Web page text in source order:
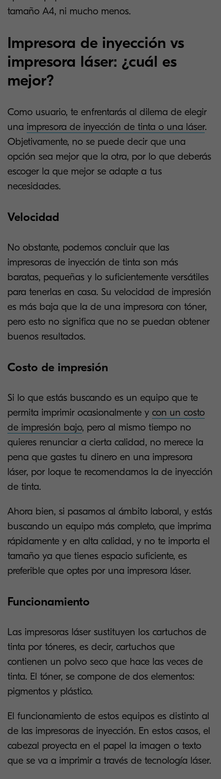
tamaño A4, ni mucho menos.
Impresora de inyección vs
impresora láser: ¿cuál es
mejor?
Como usuario, te enfrentarás al dilema de elegir
una impresora de inyección de tinta o una láser.
Objetivamente, no se puede decir que una
opción sea mejor que la otra, por lo que deberás
escoger la que mejor se adapte a tus
necesidades.
Velocidad
No obstante, podemos concluir que las
impresoras de inyección de tinta son más
baratas, pequeñas y lo suficientemente versátiles
para tenerlas en casa. Su velocidad de impresión
es más baja que la de una impresora con tóner,
pero esto no significa que no se puedan obtener
buenos resultados.
Costo de impresión
Si lo que estás buscando es un equipo que te
permita imprimir ocasionalmente y con un costo
de impresión bajo, pero al mismo tiempo no
quieres renunciar a cierta calidad, no merece la
pena que gastes tu dinero en una impresora
láser, por loque te recomendamos la de inyección
de tinta.
Ahora bien, si pasamos al ámbito laboral, y estás
buscando un equipo más completo, que imprima
rápidamente y en alta calidad, y no te importa el
tamaño ya que tienes espacio suficiente, es
preferible que optes por una impresora láser.
Funcionamiento
Las impresoras láser sustituyen los cartuchos de
tinta por tóneres, es decir, cartuchos que
contienen un polvo seco que hace las veces de
tinta. El tóner, se compone de dos elementos:
pigmentos y plástico.
El funcionamiento de estos equipos es distinto al
de las impresoras de inyección. En estos casos, el
cabezal proyecta en el papel la imagen o texto
que se va a imprimir a través de tecnología láser.